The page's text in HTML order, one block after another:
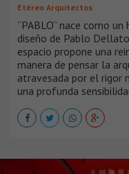
Etéreo Arquitectos
“PABLO” nace como
diseño de Pablo
espacio propone una
manera de pensar la
atravesada por el rigor
una profunda